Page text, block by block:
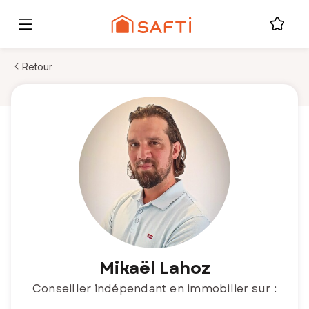
Retour
Mikaël Lahoz
Conseiller indépendant en immobilier sur :